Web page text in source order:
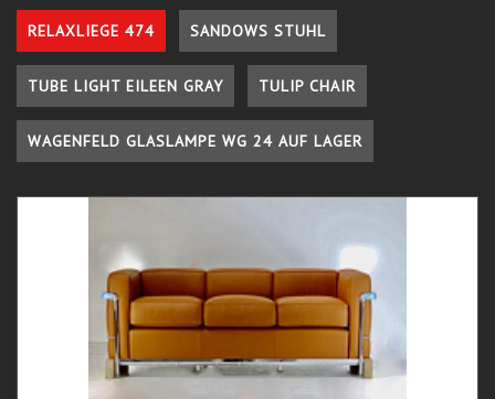
RELAXLIEGE 474 SANDOWS STUHL
TUBE LIGHT EILEEN GRAY TULIP CHAIR
WAGENFELD GLASLAMPE WG 24 AUF LAGER